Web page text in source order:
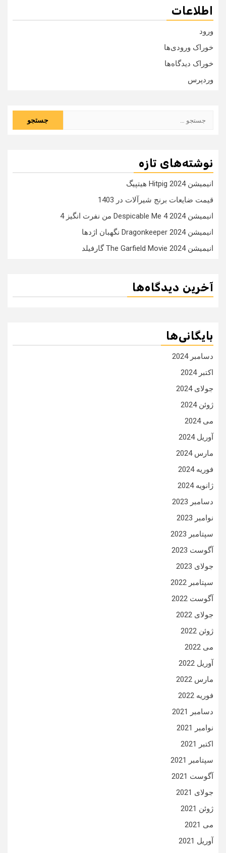
اطلاعات
ورود
خوراک ورودی‌ها
خوراک دیدگاه‌ها
وردپرس
نوشته‌های تازه
انیمیشن Hitpig 2024 هیتپیگ
قیمت ضایعات برنج شیرآلات در 1403
انیمیشن Despicable Me 4 2024 من نفرت انگیز 4
انیمیشن Dragonkeeper 2024 نگهبان اژدها
انیمیشن The Garfield Movie 2024 گارفیلد
آخرین دیدگاه‌ها
بایگانی‌ها
دسامبر 2024
اکتبر 2024
جولای 2024
ژوئن 2024
می 2024
آوریل 2024
مارس 2024
فوریه 2024
ژانویه 2024
دسامبر 2023
نوامبر 2023
سپتامبر 2023
آگوست 2023
جولای 2023
سپتامبر 2022
آگوست 2022
جولای 2022
ژوئن 2022
می 2022
آوریل 2022
مارس 2022
فوریه 2022
دسامبر 2021
نوامبر 2021
اکتبر 2021
سپتامبر 2021
آگوست 2021
جولای 2021
ژوئن 2021
می 2021
آوریل 2021